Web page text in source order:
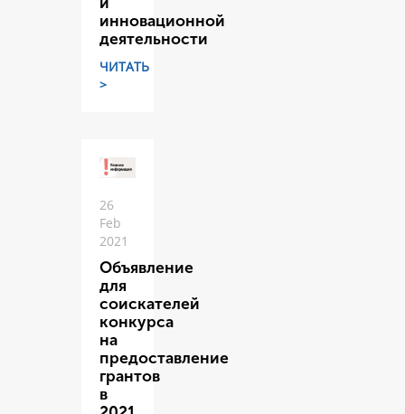
инновационной
деятельности
ЧИТАТЬ
>
26
Feb
2021
Объявление
для
соискателей
конкурса
на
предоставление
грантов
в